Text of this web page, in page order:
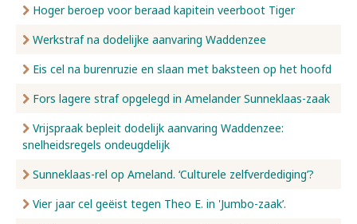
Hoger beroep voor beraad kapitein veerboot Tiger
Werkstraf na dodelijke aanvaring Waddenzee
Eis cel na burenruzie en slaan met baksteen op het hoofd
Fors lagere straf opgelegd in Amelander Sunneklaas-zaak
Vrijspraak bepleit dodelijk aanvaring Waddenzee:
snelheidsregels ondeugdelijk
Sunneklaas-rel op Ameland. ‘Culturele zelfverdediging’?
Vier jaar cel geëist tegen Theo E. in 'Jumbo-zaak’.